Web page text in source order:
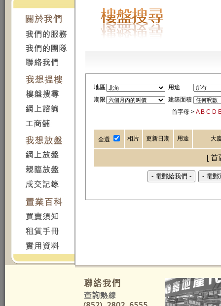
地區
用途
期限
建築面積
首字母 > A B C D
全選 相片 更新日期 用途 大
[ 首